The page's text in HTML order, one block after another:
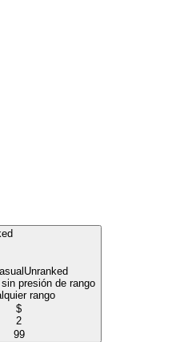
Unranked
presión de rango
rango
$
2
99